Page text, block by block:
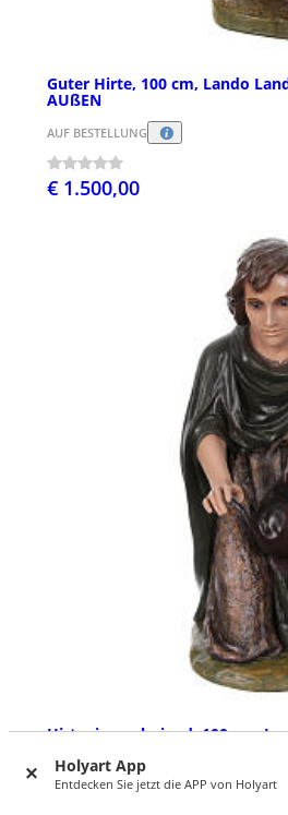
Holyart App
Entdecken Sie jetzt die APP von Holyart
Guter Hirte, 100 cm, Lando
AUßEN
AUF BESTELLUNG
€ 1.500,00
Hirtenjunge kniend, 100 cm,
VORRÄTIG